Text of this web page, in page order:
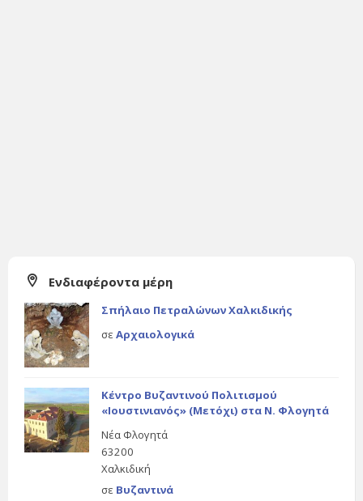
Ενδιαφέροντα μέρη
Σπήλαιο Πετραλώνων Χαλκιδικής
σε Αρχαιολογικά
Κέντρο Βυζαντινού Πολιτισμού
«Ιουστινιανός» (Μετόχι) στα Ν. Φλογητά
Νέα Φλογητά
63200
Χαλκιδική
σε Βυζαντινά